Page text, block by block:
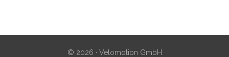
© 2026 · Velomotion GmbH